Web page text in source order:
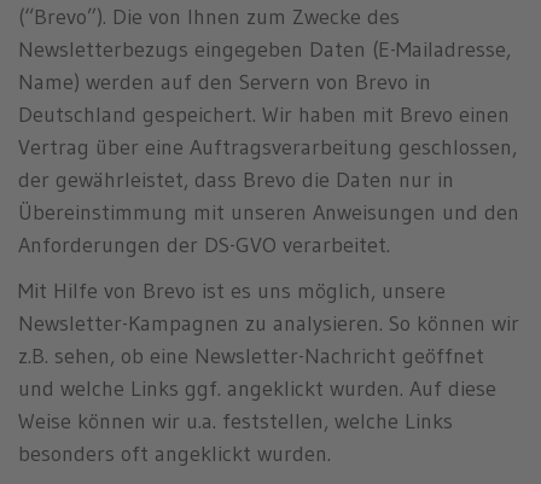
(“Brevo”). Die von Ihnen zum Zwecke des
Newsletterbezugs eingegeben Daten (E-Mailadresse,
Name) werden auf den Servern von Brevo in
Deutschland gespeichert. Wir haben mit Brevo einen
Vertrag über eine Auftragsverarbeitung geschlossen,
der gewährleistet, dass Brevo die Daten nur in
Übereinstimmung mit unseren Anweisungen und den
Anforderungen der DS-GVO verarbeitet.
Mit Hilfe von Brevo ist es uns möglich, unsere
Newsletter-Kampagnen zu analysieren. So können wir
z.B. sehen, ob eine Newsletter-Nachricht geöffnet
und welche Links ggf. angeklickt wurden. Auf diese
Weise können wir u.a. feststellen, welche Links
besonders oft angeklickt wurden.